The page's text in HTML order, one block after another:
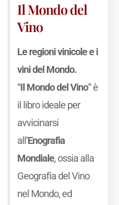
Il Mondo del
Vino
Le regioni vinicole e i
vini del Mondo.
“Il Mondo del Vino” è
il libro ideale per
avvicinarsi
all’Enografia
Mondiale, ossia alla
Geografia del Vino
nel Mondo, ed